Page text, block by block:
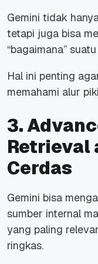
Gemini tidak
tetapi juga bisa
“bagaimana”
Hal ini penting
memahami alur
3.
Retrieval
Cerdas
Gemini bisa
sumber internal
yang paling
ringkas.